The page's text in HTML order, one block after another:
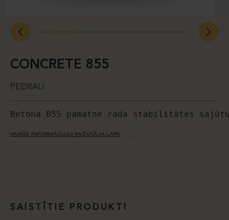
CONCRETE 855
PEDRALI
Betona 855 pamatne rada stabilitātes
VAIRĀK INFORMĀCIJAS RAŽOTĀJA LAPĀ
SAISTĪTIE PRODUKTI